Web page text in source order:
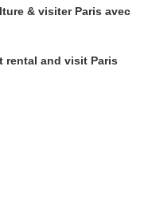
& visiter Paris avec
rental and visit Paris